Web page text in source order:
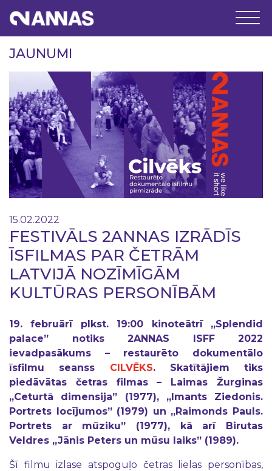
JAUNUMI
15.02.2022
FESTIVĀLS 2ANNAS IZRĀDĪS
ĪSFILMAS PAR ČETRĀM
LATVIJĀ NOZĪMĪGĀM
KULTŪRAS PERSONĪBĀM
19. februārī plkst. 19:00 kinoteātrī „Splendid
palace” notiks 2ANNAS ISFF 2022
ievadpasākums – restaurēto dokumentālo
īsfilmu seanss CILVĒKS. Skatītājiem tiks
piedāvātas četras filmas – Laimas Žurginas
„Ceturtā dimensija” (1977), „Imants Ziedonis.
Portrets locījumos” (1979) un „Raimonds Pauls.
Portrets ar mūziku” (1977), kā arī Birutas
Veldres „Jānis Peters un mūsu laiks” (1989).
Šī filmu izlase atspoguļo četras lielas personības,